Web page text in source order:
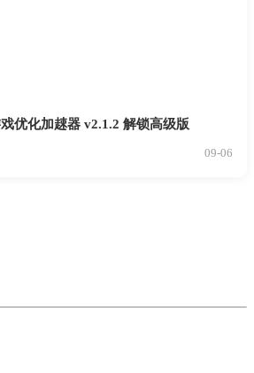
优化加趚器 v2.1.2 解锁高级版
09-06